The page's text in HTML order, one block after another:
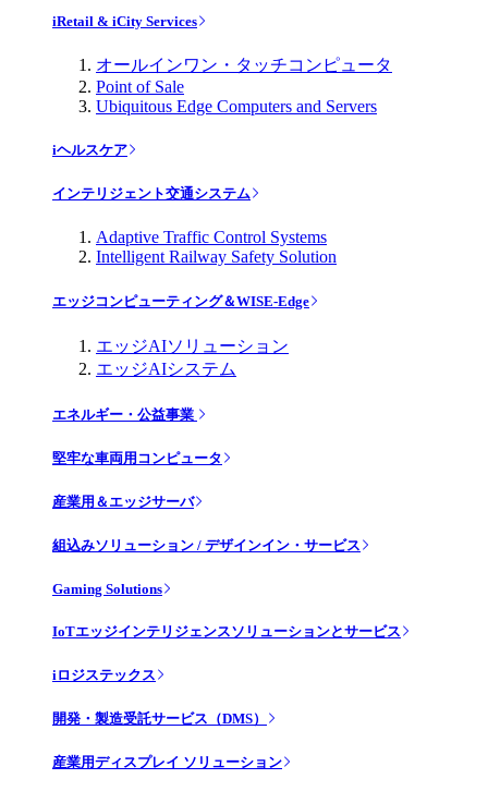
iRetail & iCity Services
オールインワン・タッチコンピュータ
Point of Sale
Ubiquitous Edge Computers and Servers
iヘルスケア
インテリジェント交通システム
Adaptive Traffic Control Systems
Intelligent Railway Safety Solution
エッジコンピューティング＆WISE-Edge
エッジAIソリューション
エッジAIシステム
エネルギー・公益事業
堅牢な車両用コンピュータ
産業用＆エッジサーバ
組込みソリューション / デザインイン・サービス
Gaming Solutions
IoTエッジインテリジェンスソリューションとサービス
iロジステックス
開発・製造受託サービス（DMS）
産業用ディスプレイ ソリューション